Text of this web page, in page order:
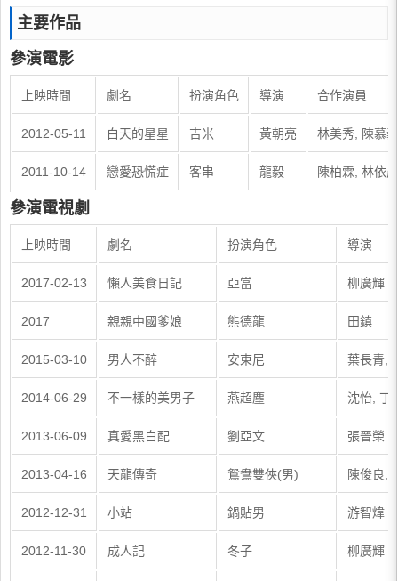
主要作品
參演電影
上映時間 劇名 扮演角色 導演 合作演員
2012-05-11 白天的星星 吉米 黃朝亮 林美秀, 陳慕
2011-10-14 戀愛恐慌症 客串 龍毅 陳柏霖, 林依
參演電視劇
上映時間 劇名 扮演角色 導演
2017-02-13 懶人美食日記 亞當 柳廣輝
2017 親親中國爹娘 熊德龍 田鎮
2015-03-10 男人不醉 安東尼 葉長青,
2014-06-29 不一樣的美男子 燕超塵 沈怡, 丁
2013-06-09 真愛黑白配 劉亞文 張晉榮
2013-04-16 天龍傳奇 鴛鴦雙俠(男) 陳俊良,
2012-12-31 小站 鍋貼男 游智煒
2012-11-30 成人記 冬子 柳廣輝